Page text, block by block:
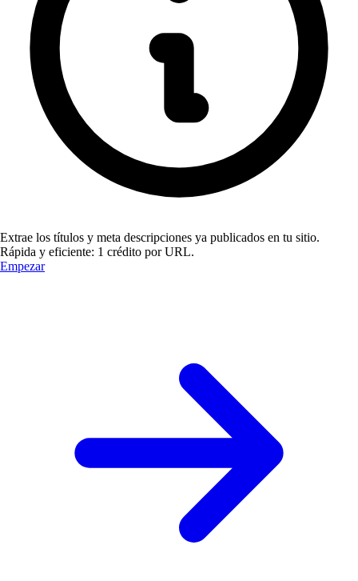
Extrae los títulos y meta descripciones ya publicados en tu sitio.
Rápida y eficiente: 1 crédito por URL.
Empezar